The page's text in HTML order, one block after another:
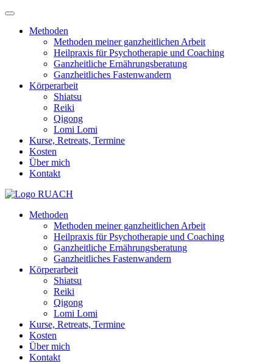
Methoden
Methoden meiner ganzheitlichen Arbeit
Heilpraxis für Psychotherapie und Coaching
Ganzheitliche Ernährungs­beratung
Ganzheitliches Fastenwandern
Körperarbeit
Shiatsu
Reiki
Qigong
Lomi Lomi
Kurse, Retreats, Termine
Kosten
Über mich
Kontakt
Methoden
Methoden meiner ganzheitlichen Arbeit
Heilpraxis für Psychotherapie und Coaching
Ganzheitliche Ernährungs­beratung
Ganzheitliches Fastenwandern
Körperarbeit
Shiatsu
Reiki
Qigong
Lomi Lomi
Kurse, Retreats, Termine
Kosten
Über mich
Kontakt